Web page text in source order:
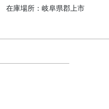
在庫場所：岐阜県郡上市